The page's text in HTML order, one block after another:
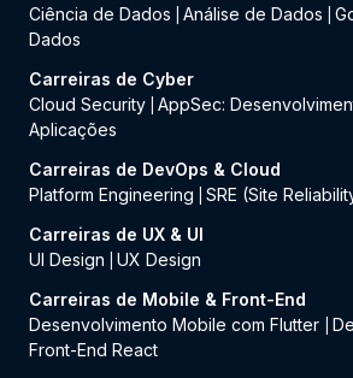
Ciência de Dados
Análise de Dados
Dados
Carreiras de Cyber
Cloud Security AppSec:
Aplicações
Carreiras de DevOps & Cloud
Platform Engineering
SRE (Site
Carreiras de UX & UI
UI Design
UX Design
Carreiras de Mobile & Front-End
Desenvolvimento Mobile com Flutter
Front-End React